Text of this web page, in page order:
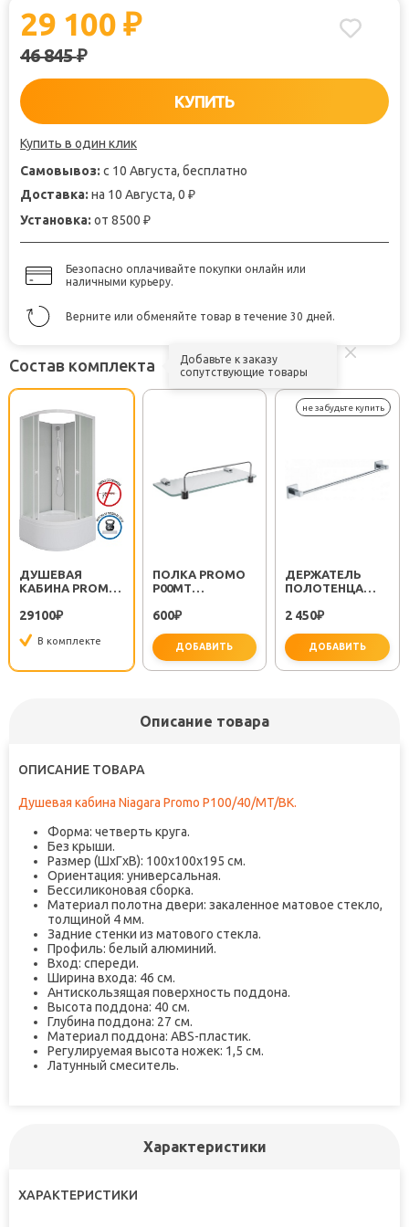
29 100 ₽
46 845₽
КУПИТЬ
Купить в один клик
Самовывоз: с 10 Августа, бесплатно
Доставка: на 10 Августа, 0 ₽
Установка: от 8500 ₽
Безопасно оплачивайте покупки онлайн или
наличными курьеру.
Верните или обменяйте товар в течение 30 дней.
Состав комплекта
Добавьте к заказу
сопутствующие товары
ДУШЕВАЯ
КАБИНА PROMO
29100₽
В комплекте
ПОЛКА PROMO
P00MT
600₽
ДОБАВИТЬ
ДЕРЖАТЕЛЬ
ПОЛОТЕНЦА
2 450₽
ДОБАВИТЬ
Описание товара
ОПИСАНИЕ ТОВАРА
Душевая кабина Niagara Promo P100/40/MT/BK.
Форма: четверть круга.
Без крыши.
Размер (ШxГxВ): 100x100x195 см.
Ориентация: универсальная.
Бессиликоновая сборка.
Материал полотна двери: закаленное матовое стекло,
толщиной 4 мм.
Задние стенки из матового стекла.
Профиль: белый алюминий.
Вход: спереди.
Ширина входа: 46 см.
Антискользящая поверхность поддона.
Высота поддона: 40 см.
Глубина поддона: 27 см.
Материал поддона: ABS-пластик.
Регулируемая высота ножек: 1,5 см.
Латунный смеситель.
Характеристики
ХАРАКТЕРИСТИКИ